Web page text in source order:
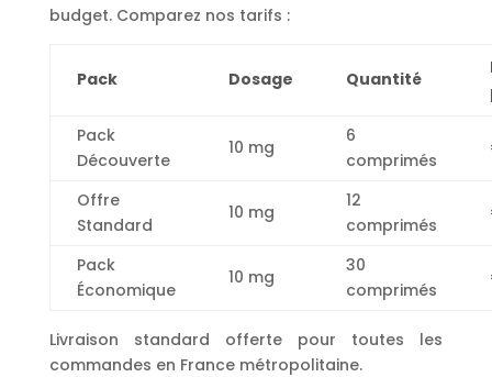
budget. Comparez nos tarifs :
Pack Dosage Quantité
Pack
Découverte
10 mg
6
comprimés
Offre
Standard
10 mg
12
comprimés
Pack
Économique
10 mg
30
comprimés
Livraison standard offerte pour toutes les
commandes en France métropolitaine.